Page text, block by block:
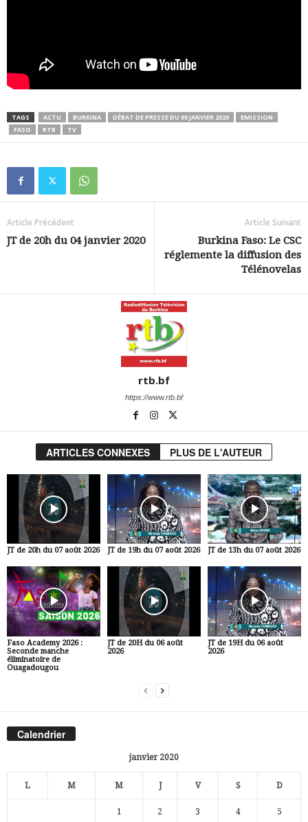
TAGS ACTU BURKINA DÉBAT DE PRESSE DU 05 JANVIER 2020
EMISSION
FASO
RTB TV
Article Précédent
JT de 20h du 04 janvier 2020
Article Suivant
Burkina Faso: Le CSC
réglemente la diffusion des
Télénovelas
rtb.bf
https://www.rtb.bf
ARTICLES CONNEXES PLUS DE L'AUTEUR
JT de 20h du 07 août 2026 JT de 19h du 07 août 2026 JT de 13h du 07 août 2026
Faso Academy 2026 :
Seconde manche
éliminatoire de
Ouagadougou
JT de 20H du 06 août
2026
JT de 19H du 06 août
2026
Calendrier
janvier 2020
L M M J V S D
1 2 3 4 5